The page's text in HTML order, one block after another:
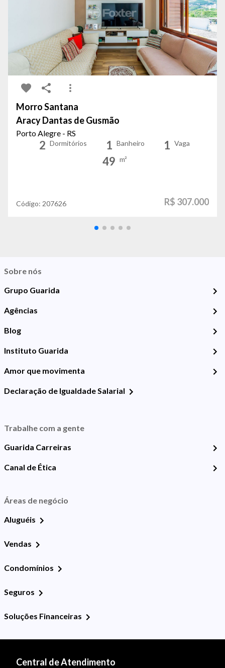
Morro Santana
Aracy Dantas de Gusmão
Porto Alegre - RS
2 Dormitórios 1 Banheiro 1 Vaga
49 m²
Código: 207626 R$ 307.000
Sobre nós
Grupo Guarida
Agências
Blog
Instituto Guarida
Amor que movimenta
Declaração de Igualdade Salarial
Trabalhe com a gente
Guarida Carreiras
Canal de Ética
Áreas de negócio
Aluguéis
Vendas
Condomínios
Seguros
Soluções Financeiras
Central de Atendimento